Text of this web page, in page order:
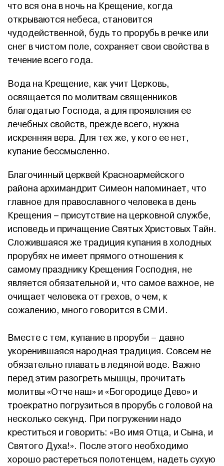
что вся она в ночь на Крещение, когда
открываются небеса, становится
чудодейственной, будь то прорубь в речке или
снег в чистом поле, сохраняет свои свойства в
течение всего года.
Вода на Крещение, как учит Церковь,
освящается по молитвам священников
благодатью Господа, а для проявления ее
лечебных свойств, прежде всего, нужна
искренняя вера. Для тех же, у кого ее нет,
купание бессмысленно.
Благочинный церквей Красноармейского
района архимандрит Симеон напоминает, что
главное для православного человека в день
Крещения – присутствие на церковной службе,
исповедь и причащение Святых Христовых Тайн.
Сложившаяся же традиция купания в холодных
прорубях не имеет прямого отношения к
самому празднику Крещения Господня, не
является обязательной и, что самое важное, не
очищает человека от грехов, о чем, к
сожалению, много говорится в СМИ.
Вместе с тем, купание в проруби – давно
укоренившаяся народная традиция. Совсем не
обязательно плавать в ледяной воде. Важно
перед этим разогреть мышцы, прочитать
молитвы «Отче наш» и «Богородице Дево» и
троекратно погрузиться в прорубь с головой на
несколько секунд. При погружении надо
креститься и говорить: «Во имя Отца, и Сына, и
Святого Духа!». После этого необходимо
хорошо растереться полотенцем, надеть сухую